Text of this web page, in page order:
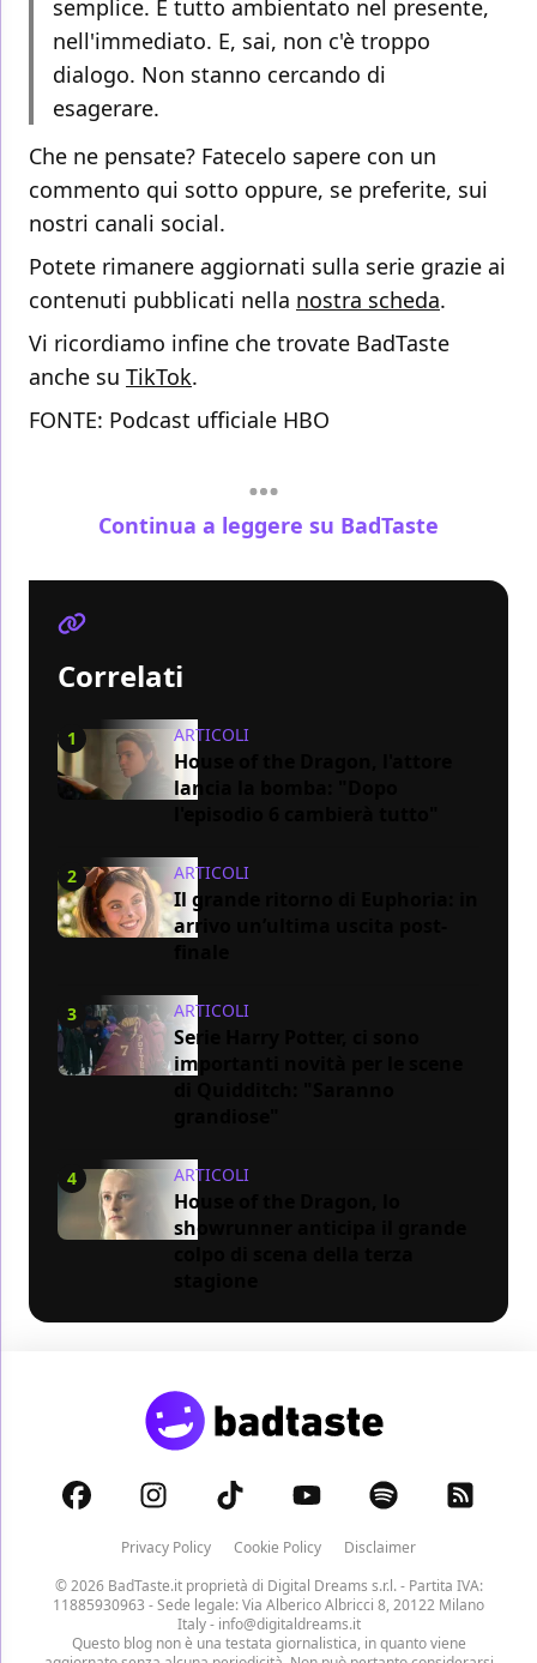
semplice. È tutto ambientato nel presente,
nell'immediato. E, sai, non c'è troppo
dialogo. Non stanno cercando di
esagerare.
Che ne pensate? Fatecelo sapere con un
commento qui sotto oppure, se preferite, sui
nostri canali social.
Potete rimanere aggiornati sulla serie grazie ai
contenuti pubblicati nella nostra scheda.
Vi ricordiamo infine che trovate BadTaste
anche su TikTok.
FONTE: Podcast ufficiale HBO
Continua a leggere su BadTaste
Correlati
1 ARTICOLI
House of the Dragon, l'attore
lancia la bomba: "Dopo
2 ARTICOLI
Il grande ritorno di Euphoria: in
arrivo un’ultima uscita post-
3 ARTICOLI
Serie Harry Potter, ci sono
importanti novità per le scene
4 ARTICOLI
House of the Dragon, lo
showrunner anticipa il grande
Privacy Policy Cookie Policy
Disclaimer
© 2026 BadTaste.it proprietà di Digital Dreams s.r.l.- Partita IVA:
11885930963 - Sede legale: Via Alberico Albricci 8, 20122 Milano
Italy - info@digitaldreams.it
Questo blog non è una testata giornalistica, in quanto viene